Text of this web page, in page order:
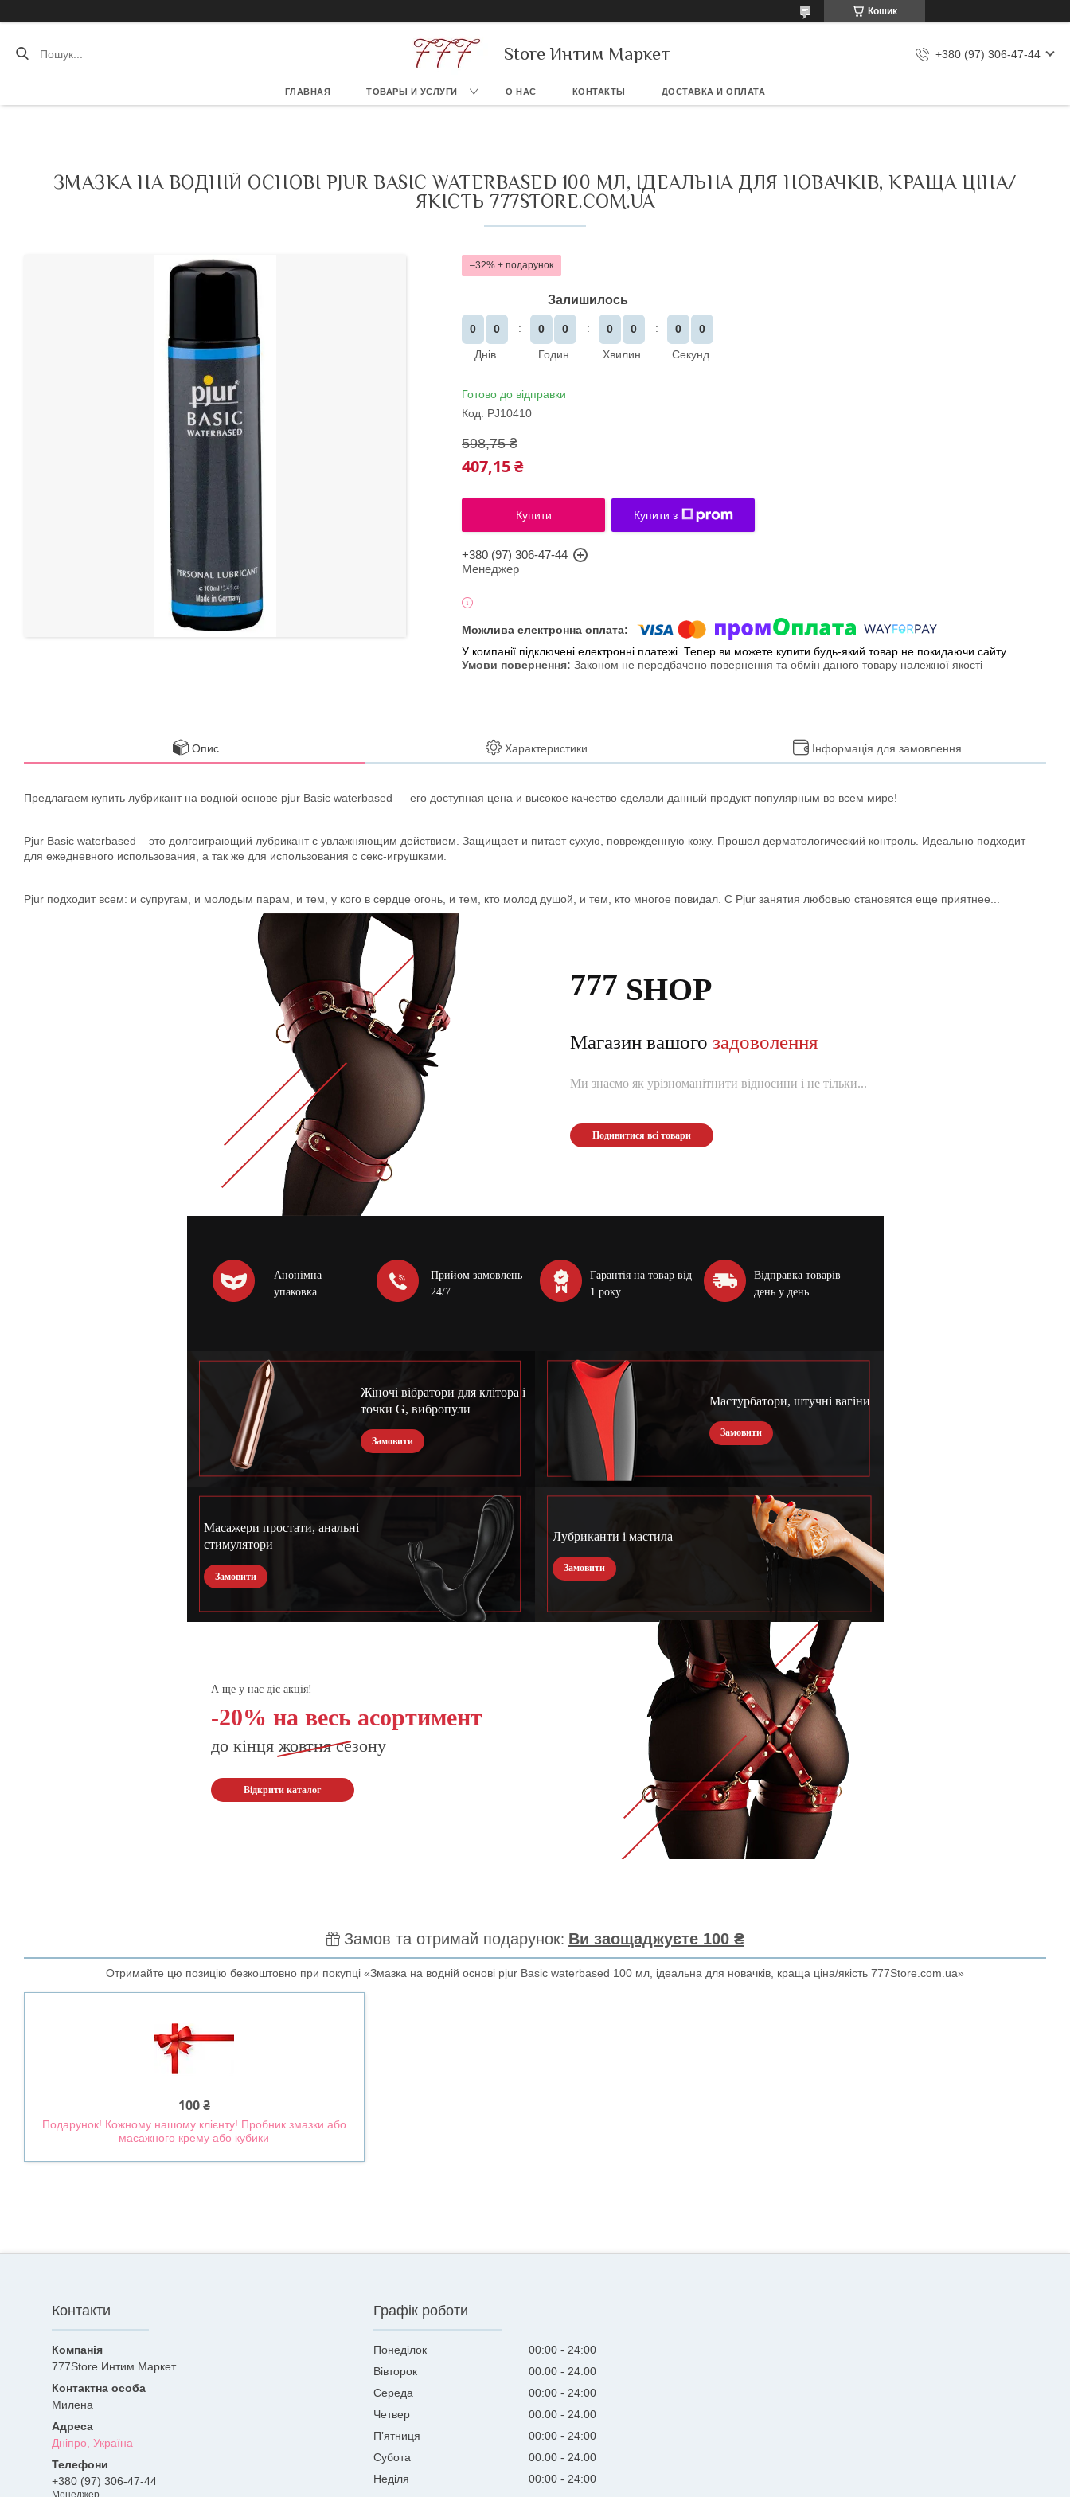
Кошик
Store Интим Маркет +380 (97) 306-47-44
ГЛАВНАЯ ТОВАРЫ И УСЛУГИ О НАС КОНТАКТЫ ДОСТАВКА И ОПЛАТА
ЗМАЗКА НА ВОДНІЙ ОСНОВІ PJUR BASIC WATERBASED 100 МЛ, ІДЕАЛЬНА ДЛЯ НОВАЧКІВ, КРАЩА ЦІНА/
ЯКІСТЬ 777STORE.COM.UA
–32%
Залишилось
0
0
Днів
0
0
Годин
0
0
Хвилин
0
0
Секунд
Готово до відправки
Код: PJ10410
598,75 ₴
407,15 ₴
Купити Купити з
+380 (97) 306-47-44
Менеджер
У компанії підключені електронні платежі. Тепер ви можете купити будь-який товар не покидаючи сайту.
Законом не передбачено повернення та обмін даного товару належної якості
Опис Характеристики Інформація для замовлення
Предлагаем купить лубрикант на водной основе pjur Basic waterbased — его доступная цена и высокое качество сделали данный продукт популярным во всем мире!
Pjur Basic waterbased – это долгоиграющий лубрикант с увлажняющим действием. Защищает и питает сухую, поврежденную кожу. Прошел дерматологический контроль. Идеально подходит
для ежедневного использования, а так же для использования с секс-игрушками.
Pjur подходит всем: и супругам, и молодым парам, и тем, у кого в сердце огонь, и тем, кто молод душой, и тем, кто многое повидал. С Pjur занятия любовью становятся еще приятнее...
777 SHOP
Магазин вашого задоволення
Ми знаємо як урізноманітнити відносини і не тільки...
Подивитися всі товари
Анонімна
упаковка
Прийом замовлень
24/7
Гарантія на товар від
1 року
Відправка товарів
день у день
Жіночі вібратори для клітора і
точки G, вибропули
Замовити
Мастурбатори, штучні вагіни
Замовити
Масажери простати, анальні
стимулятори
Замовити
Лубриканти і мастила
Замовити
А ще у нас діє акція!
-20% на весь асортимент
до кінця жовтнясезону
Відкрити каталог
Замов та отримай подарунок Ви заощаджуєте 100 ₴
Отримайте цю позицію безкоштовно при покупці «Змазка на водній основі pjur Basic waterbased 100 мл, ідеальна для новачків, краща ціна/якість 777Store.com.ua»
100 ₴
Подарунок! Кожному нашому клієнту! Пробник змазки або
масажного крему або кубики
Контакти
777Store Интим Маркет
Милена
Дніпро, Україна
+380 (97) 306-47-44
Графік роботи
Понеділок 00:00
24:00
Вівторок
00:00
24:00
Середа
00:00
24:00
Четвер
00:00
24:00
Пʼятниця
00:00
24:00
Субота
00:00
24:00
Неділя
00:00 24:00